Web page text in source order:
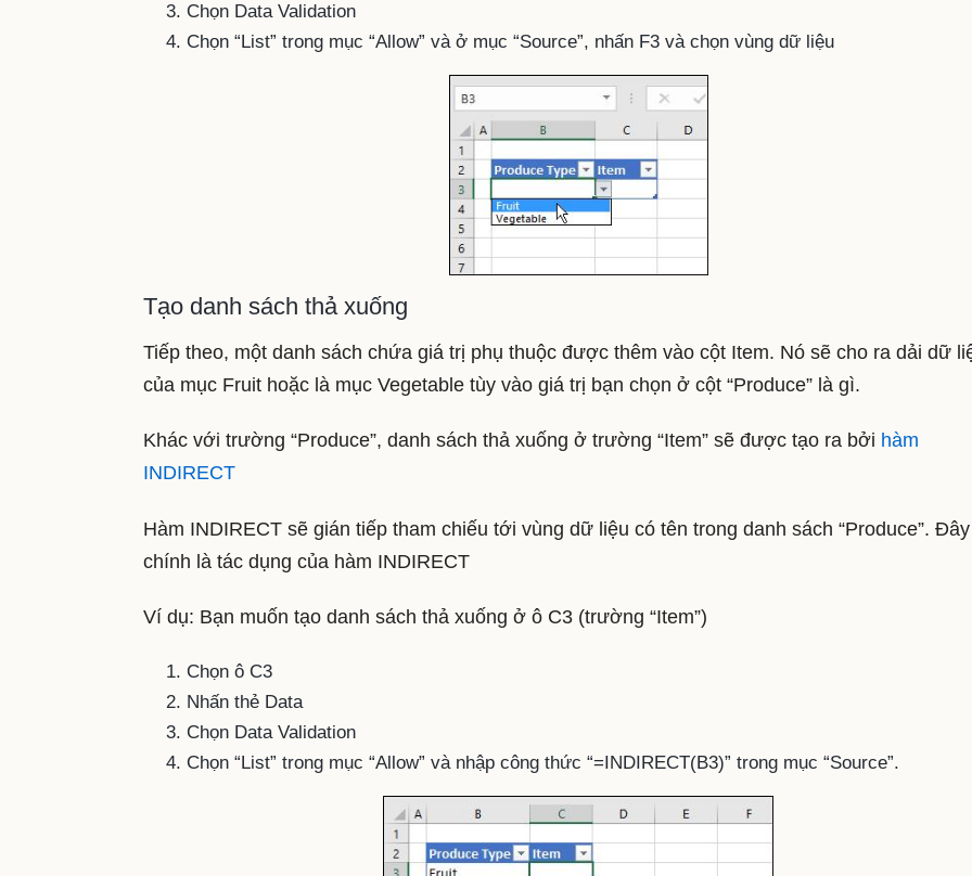
Chọn Data Validation
Chọn “List” trong mục “Allow” và ở mục “Source”, nhấn F3 và chọn vùng dữ liệu
Tạo danh sách thả xuống
Tiếp theo, một danh sách chứa giá trị phụ thuộc được thêm vào cột Item. Nó sẽ cho ra dải dữ
của mục Fruit hoặc là mục Vegetable tùy vào giá trị bạn chọn ở cột “Produce” là gì.
Khác với trường “Produce”, danh sách thả xuống ở trường “Item” sẽ được tạo ra bởi hàm
INDIRECT
Hàm INDIRECT sẽ gián tiếp tham chiếu tới vùng dữ liệu có tên trong danh sách “Produce”. Đây
chính là tác dụng của hàm INDIRECT
Ví dụ: Bạn muốn tạo danh sách thả xuống ở ô C3 (trường “Item”)
Chọn ô C3
Nhấn thẻ Data
Chọn Data Validation
Chọn “List” trong mục “Allow” và nhập công thức “=INDIRECT(B3)” trong mục “Source”.